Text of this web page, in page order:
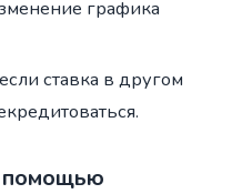
графика
ставка в другом
помощью